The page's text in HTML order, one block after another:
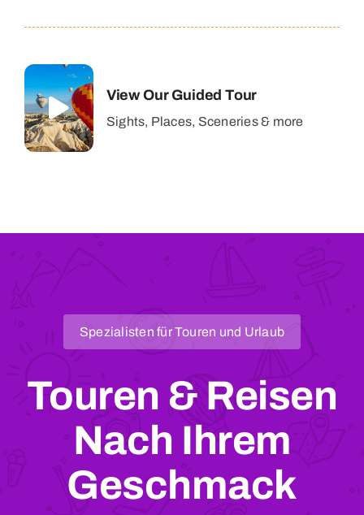
View Our Guided Tour
Sights, Places, Sceneries & more
Spezialisten für Touren und Urlaub
Touren & Reisen
Nach Ihrem
Geschmack